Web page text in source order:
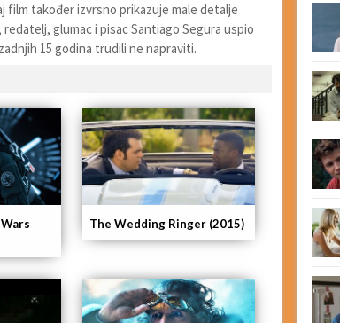
film također izvrsno prikazuje male detalje
glumac i pisac Santiago Segura uspio
15 godina trudili ne napraviti.
The Wedding Ringer (2015)